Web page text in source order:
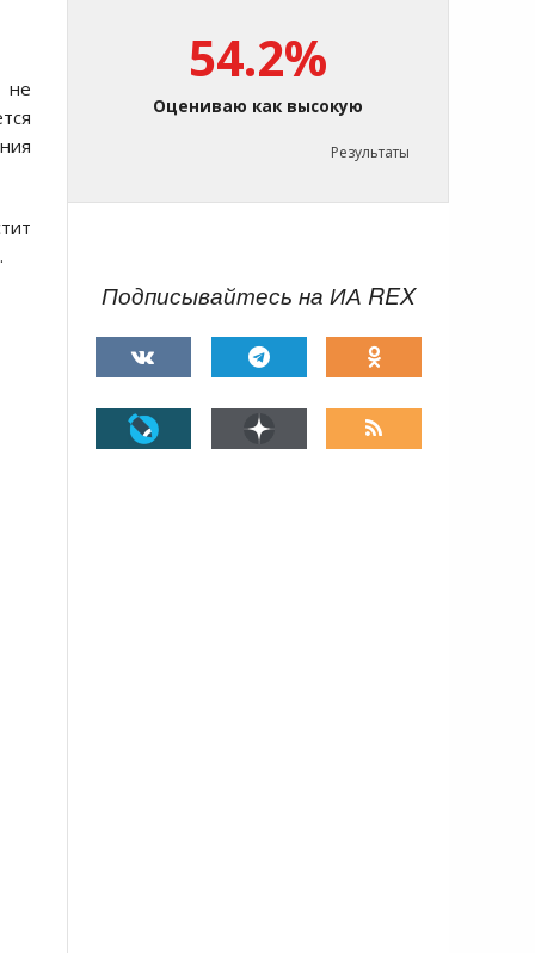
не
54.2%
Оцениваю как высокую
Результаты
Подписывайтесь на ИА REX